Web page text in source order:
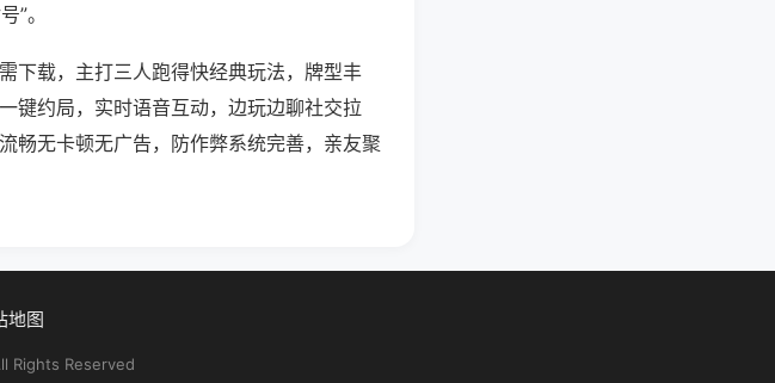
”。
下载，主打三人跑得快经典玩法，牌型丰
键约局，实时语音互动，边玩边聊社交拉
畅无卡顿无广告，防作弊系统完善，亲友聚
地图
Rights Reserved